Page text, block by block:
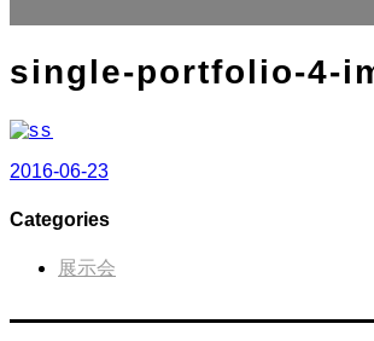
single-portfolio-4-
2016-06-23
Categories
展示会